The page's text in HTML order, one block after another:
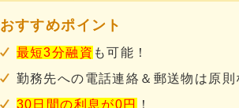
おすすめポイント
最短3分融資 も可能！
勤務先への電話連絡＆郵送物は原則
30日間の利息が0円
！